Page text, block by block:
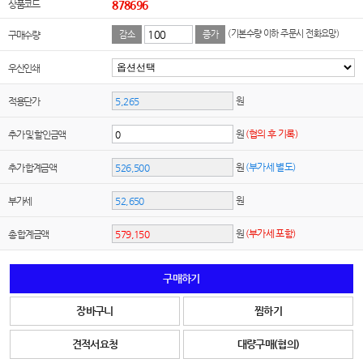
상품코드 878696
구매수량 감소 증가 (기본수량 이하 주문시 전화요망)
우산인쇄
적용단가 원
추가 및 할인금액 원 (협의 후 기록)
추가 합계금액 원 (부가세 별도)
부가세 원
총 합계금액 원 (부가세 포함)
구매하기
장바구니 찜하기
견적서요청 대량구매(협의)